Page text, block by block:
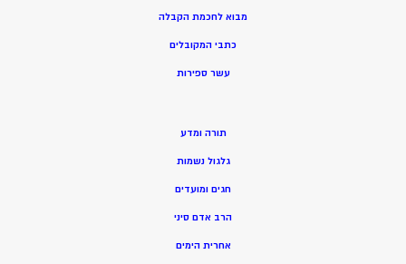
מבוא לחכמת הקבלה
כתבי המקובלים
עשר ספירות
תורה ומדע
גלגול נשמות
חגים ומועדים
הרב אדם סיני
אחרית הימים